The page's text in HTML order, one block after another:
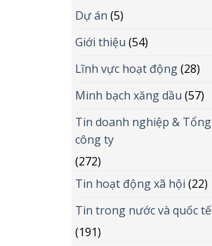
Dự án (5)
Giới thiệu (54)
Lĩnh vực hoạt động(28)
Minh bạch xăng dầu (57)
Tin doanh nghiệp & Tổng
công ty
(272)
Tin hoạt động xã hội (22)
Tin trong nước và quốc tế
(191)